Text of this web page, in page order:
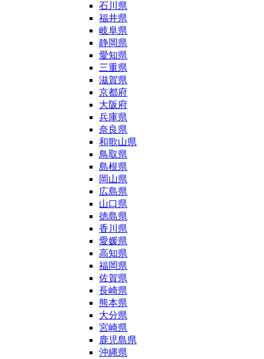
石川県
福井県
岐阜県
静岡県
愛知県
三重県
滋賀県
京都府
大阪府
兵庫県
奈良県
和歌山県
鳥取県
島根県
岡山県
広島県
山口県
徳島県
香川県
愛媛県
高知県
福岡県
佐賀県
長崎県
熊本県
大分県
宮崎県
鹿児島県
沖縄県